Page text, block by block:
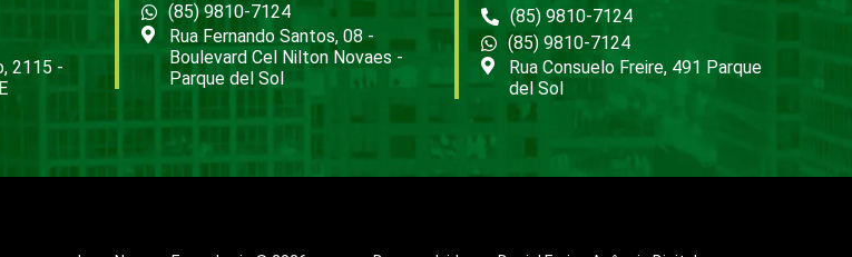
2115 -
(85) 9810-7124
Rua Fernando Santos, 08 -
Boulevard Cel Nilton Novaes -
Parque del Sol
(85) 9810-7124
(85) 9810-7124
Rua Consuelo Freire, 491 Parque
del Sol